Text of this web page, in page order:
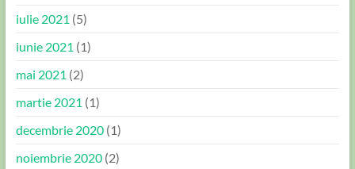
iulie 2021 (5)
iunie 2021 (1)
mai 2021 (2)
martie 2021 (1)
decembrie 2020(1)
noiembrie 2020(2)